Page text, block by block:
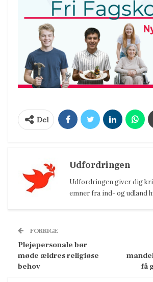
Del
Udfordringen
Udfordringen giver dig
emner fra ind- og udland
FORRIGE
Plejepersonale bør
møde ældres religiøse
behov
få